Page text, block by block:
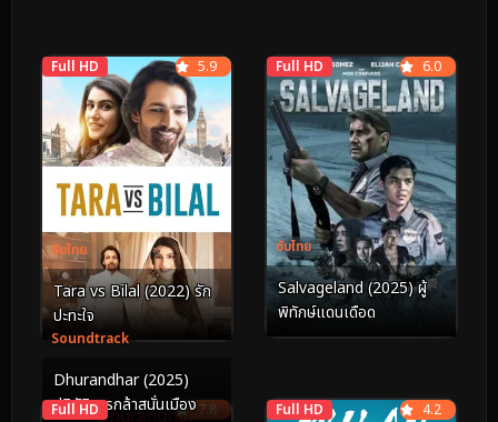
Full HD
ซับไทย
5.9
Tara vs Bilal (2022) รัก
ปะทะใจ
Full HD
ซับไทย
6.0
Salvageland (2025) ผู้
พิทักษ์แดนเดือด
Full HD
Soundtrack
7.8
Dhurandhar (2025)
ปฏิบัติการกล้าสนั่นเมือง
Full HD 4.2